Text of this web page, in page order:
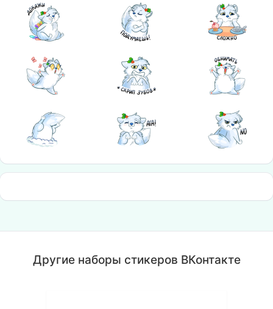
Другие наборы стикеров ВКонтакте